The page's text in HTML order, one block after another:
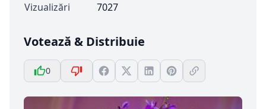
Vizualizări
7027
Votează & Distribuie
0